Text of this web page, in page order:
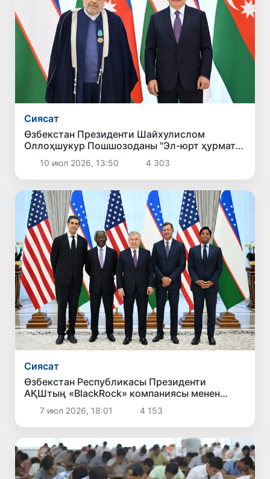
Сиясат
Өзбекстан Президенти Шайхулислом
Оллоҳшукур Пошшозоданы "Эл-юрт ҳурмати"
ордени менен сыйлықлады
10 июл 2026, 13:50 4 303
Сиясат
Өзбекстан Республикасы Президенти
АҚШтың «BlackRock» компаниясы менен
бирге ислесиўдиң тийкарғы бағдарларын
белгилеп берди
7 июл 2026, 18:01 4 153